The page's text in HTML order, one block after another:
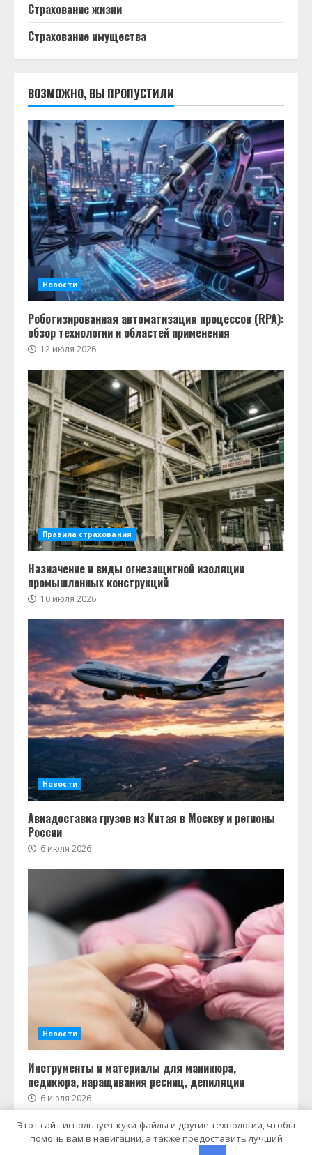
Страхование жизни
Страхование имущества
ВОЗМОЖНО, ВЫ ПРОПУСТИЛИ
Новости
Роботизированная автоматизация процессов (RPA):
обзор технологии и областей применения
12 июля 2026
Правила страхования
Назначение и виды огнезащитной изоляции
промышленных конструкций
10 июля 2026
Новости
Авиадоставка грузов из Китая в Москву и регионы
России
6 июля 2026
Новости
Инструменты и материалы для маникюра,
педикюра, наращивания ресниц, депиляции
6 июля 2026
Copyright © Все права защищены.|MoreNews
Этот сайт использует куки-файлы и другие технологии, чтобы
помочь вам в навигации, а также предоставить лучший